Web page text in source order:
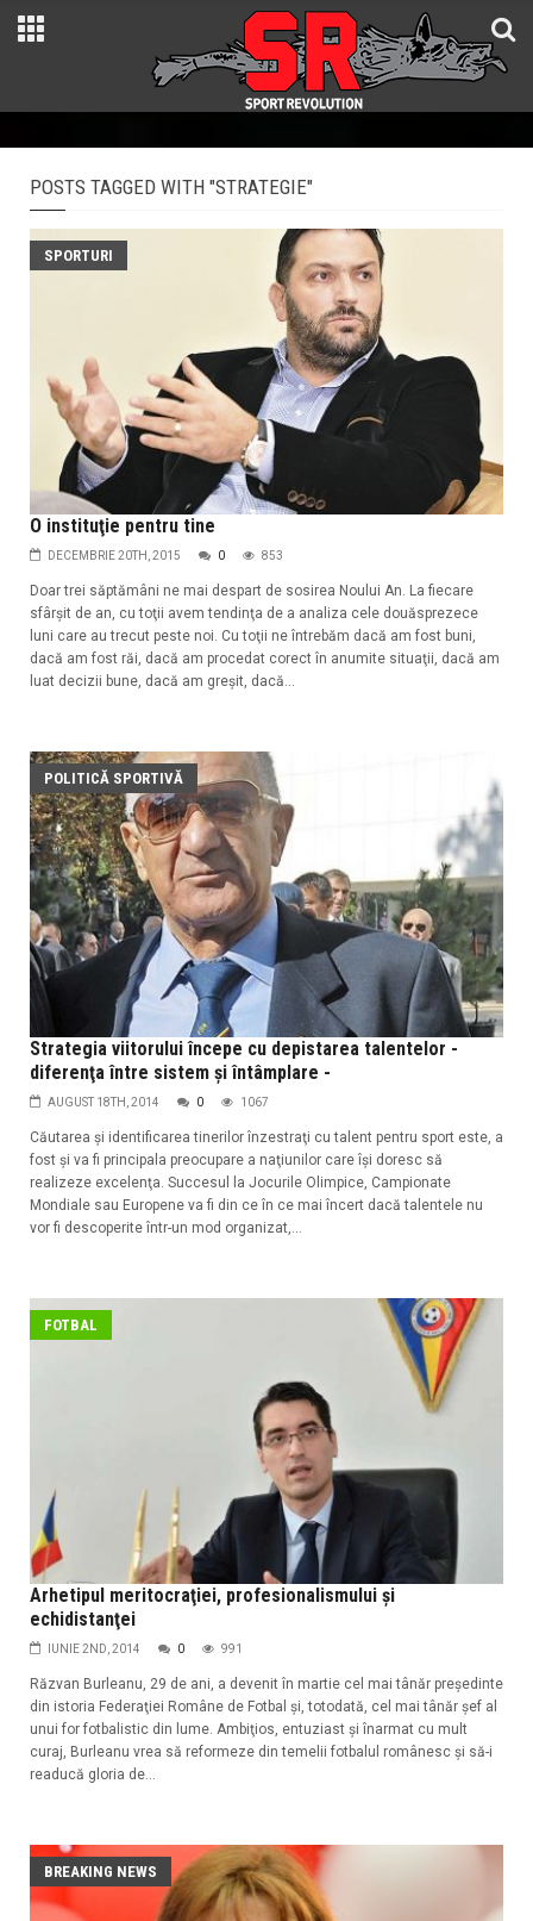
POSTS TAGGED WITH "STRATEGIE"
SPORTURI
O instituţie pentru tine
DECEMBRIE 20TH, 2015 0 853
Doar trei săptămâni ne mai despart de sosirea Noului An. La fiecare
sfârşit de an, cu toţii avem tendinţa de a analiza cele douăsprezece
luni care au trecut peste noi. Cu toţii ne întrebăm dacă am fost buni,
dacă am fost răi, dacă am procedat corect în anumite situaţii, dacă am
luat decizii bune, dacă am greşit, dacă...
POLITICĂ SPORTIVĂ
Strategia viitorului începe cu depistarea talentelor -
diferenţa între sistem şi întâmplare -
AUGUST 18TH, 2014 0 1067
Căutarea şi identificarea tinerilor înzestraţi cu talent pentru sport este, a
fost şi va fi principala preocupare a naţiunilor care îşi doresc să
realizeze excelenţa. Succesul la Jocurile Olimpice, Campionate
Mondiale sau Europene va fi din ce în ce mai încert dacă talentele nu
vor fi descoperite într-un mod organizat,...
FOTBAL
Arhetipul meritocraţiei, profesionalismului şi
echidistanţei
IUNIE 2ND, 2014 0 991
Răzvan Burleanu, 29 de ani, a devenit în martie cel mai tânăr preşedinte
din istoria Federaţiei Române de Fotbal şi, totodată, cel mai tânăr şef al
unui for fotbalistic din lume. Ambiţios, entuziast şi înarmat cu mult
curaj, Burleanu vrea să reformeze din temelii fotbalul românesc şi să-i
readucă gloria de...
BREAKING NEWS